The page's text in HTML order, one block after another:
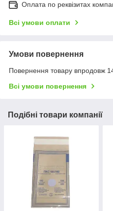
Оплата по реквізитах
Всі умови оплати
Умови повернення
Повернення товару впродовж
Всі умови повернення
Подібні товари компанії